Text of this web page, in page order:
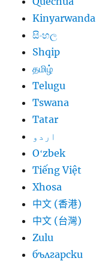
Kinyarwanda
සිංහල
Shqip
தமிழ்
Telugu
Tswana
Tatar
اردو
Oʻzbek
Tiếng Việt
Xhosa
中文 (香港)
中文 (台灣)
Zulu
български